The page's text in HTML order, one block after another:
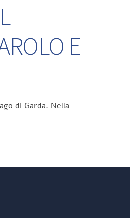
E
di Garda. Nella